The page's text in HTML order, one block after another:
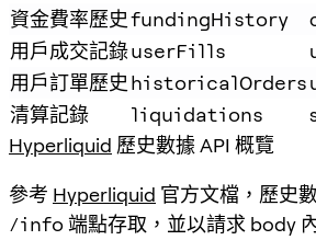
資金費率歷史fundingHistory
用戶成交記錄userFills
用戶訂單歷史 historicalOrders
清算記錄
liquidations
Hyperliquid 歷史數據 API 概覽
參考 Hyperliquid 官方文檔，歷史
/info端點存取，並以請求 body